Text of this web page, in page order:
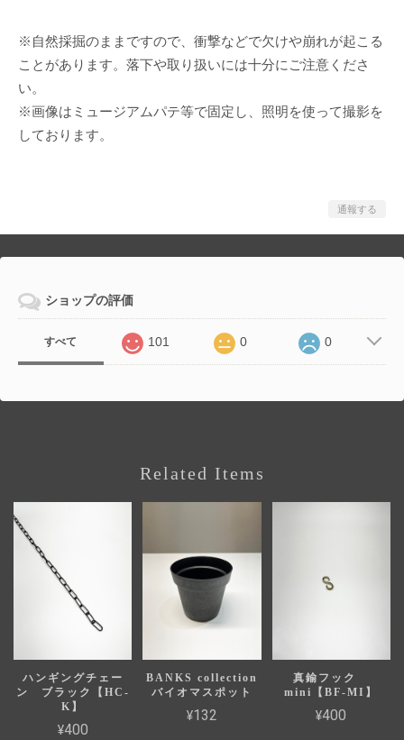
※自然採掘のままですので、衝撃などで欠けや崩れが起こる
ことがあります。落下や取り扱いには十分にご注意くださ
い。
※画像はミュージアムパテ等で固定し、照明を使って撮影を
しております。
通報する
ショップの評価
すべて 101 0 0
Related Items
ハンギングチェー
ン ブラック【HC-
K】
¥400
BANKS collection
バイオマスポット
¥132
真鍮フック
mini【BF-MI】
¥400